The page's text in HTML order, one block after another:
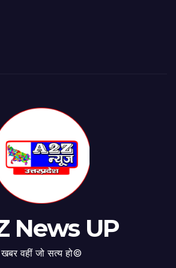
News UP
खबर वहीं जो सत्य हो©